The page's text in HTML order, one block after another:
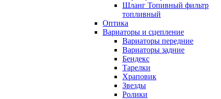
Шланг Топивный фильтр
топливный
Оптика
Вариаторы и сцепление
Вариаторы передние
Вариаторы задние
Бендекс
Тарелки
Храповик
Звезды
Ролики